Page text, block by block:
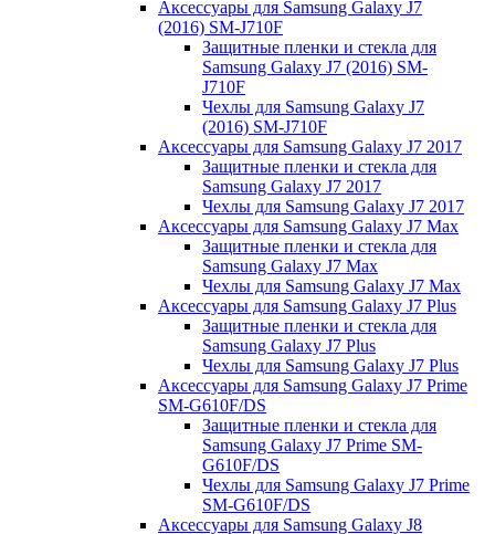
Аксессуары для Samsung Galaxy J7
(2016) SM-J710F
Защитные пленки и стекла для
Samsung Galaxy J7 (2016) SM-
J710F
Чехлы для Samsung Galaxy J7
(2016) SM-J710F
Аксессуары для Samsung Galaxy J7 2017
Защитные пленки и стекла для
Samsung Galaxy J7 2017
Чехлы для Samsung Galaxy J7 2017
Аксессуары для Samsung Galaxy J7 Max
Защитные пленки и стекла для
Samsung Galaxy J7 Max
Чехлы для Samsung Galaxy J7 Max
Аксессуары для Samsung Galaxy J7 Plus
Защитные пленки и стекла для
Samsung Galaxy J7 Plus
Чехлы для Samsung Galaxy J7 Plus
Аксессуары для Samsung Galaxy J7 Prime
SM-G610F/DS
Защитные пленки и стекла для
Samsung Galaxy J7 Prime SM-
G610F/DS
Чехлы для Samsung Galaxy J7 Prime
SM-G610F/DS
Аксессуары для Samsung Galaxy J8